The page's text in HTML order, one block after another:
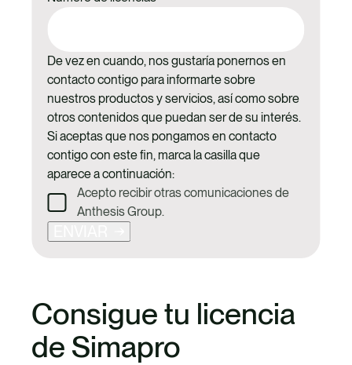
De vez en cuando, nos gustaría ponernos en
contacto contigo para informarte sobre
nuestros productos y servicios, así como sobre
otros contenidos que puedan ser de su interés.
Si aceptas que nos pongamos en contacto
contigo con este fin, marca la casilla que
aparece a continuación:
Acepto recibir otras comunicaciones de
Anthesis Group.
Consigue tu licencia
de Simapro